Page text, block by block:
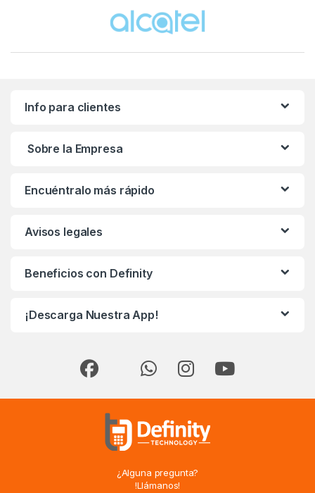
Info para clientes
Sobre la Empresa
Encuéntralo más rápido
Avisos legales
Beneficios con Definity
¡Descarga Nuestra App!
¿Alguna pregunta?
!Llámanos!